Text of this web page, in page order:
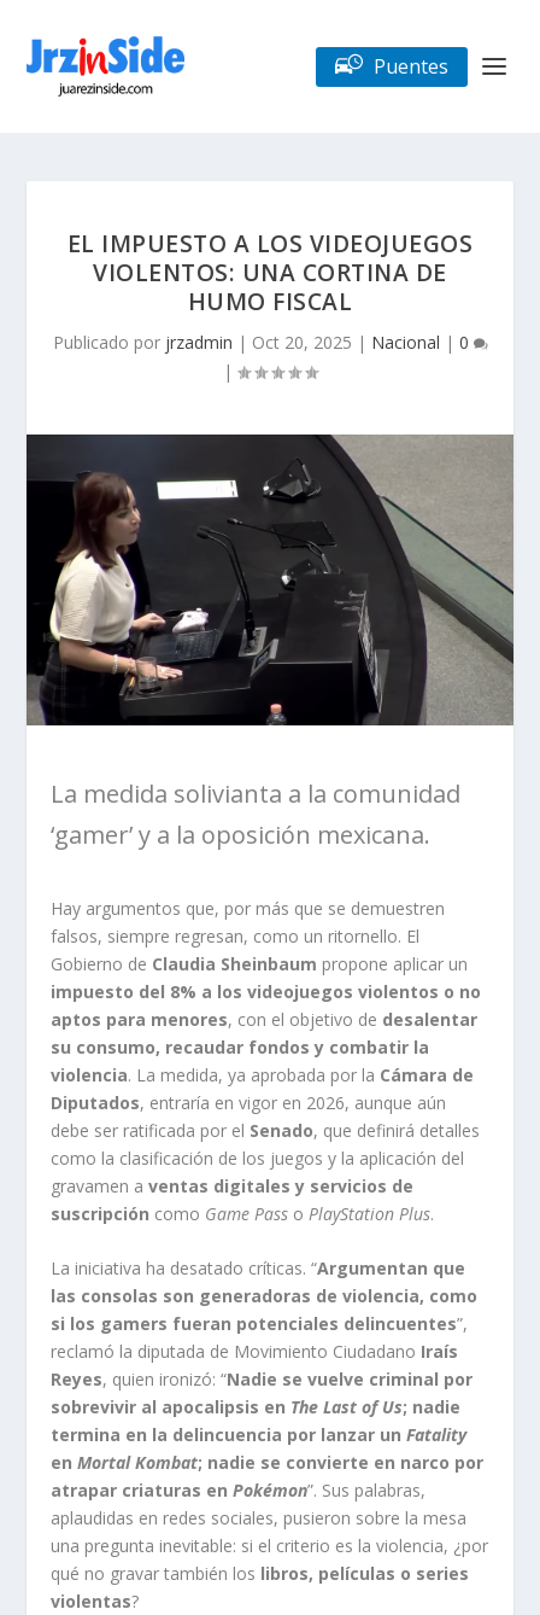
Puentes
EL IMPUESTO A LOS VIDEOJUEGOS
VIOLENTOS: UNA CORTINA DE
HUMO FISCAL
Publicado por jrzadmin | Oct 20, 2025 | Nacional | 0
|
La medida solivianta a la comunidad
‘gamer’ y a la oposición mexicana.
Hay argumentos que, por más que se demuestren
falsos, siempre regresan, como un ritornello. El
Gobierno de Claudia Sheinbaum propone aplicar un
impuesto del 8% a los videojuegos violentos o no
aptos para menores, con el objetivo de desalentar
su consumo, recaudar fondos y combatir la
violencia. La medida, ya aprobada por la Cámara de
Diputados, entraría en vigor en 2026, aunque aún
debe ser ratificada por el Senado, que definirá detalles
como la clasificación de los juegos y la aplicación del
gravamen aventas digitales y servicios de
suscripción como Game Pass oPlayStation Plus.
La iniciativa ha desatado críticas. “Argumentan que
las consolas son generadoras de violencia, como
si los gamers fueran potenciales delincuentes”,
reclamó la diputada de Movimiento Ciudadano Iraís
Reyes, quien ironizó: “Nadie se vuelve criminal por
sobrevivir al apocalipsis en The Last of Us; nadie
termina en la delincuencia por lanzar unFatality
enMortal Kombat; nadie se convierte en narco por
atrapar criaturas enPokémon”. Sus palabras,
aplaudidas en redes sociales, pusieron sobre la mesa
una pregunta inevitable: si el criterio es la violencia, ¿por
qué no gravar también los libros, películas o series
violentas?